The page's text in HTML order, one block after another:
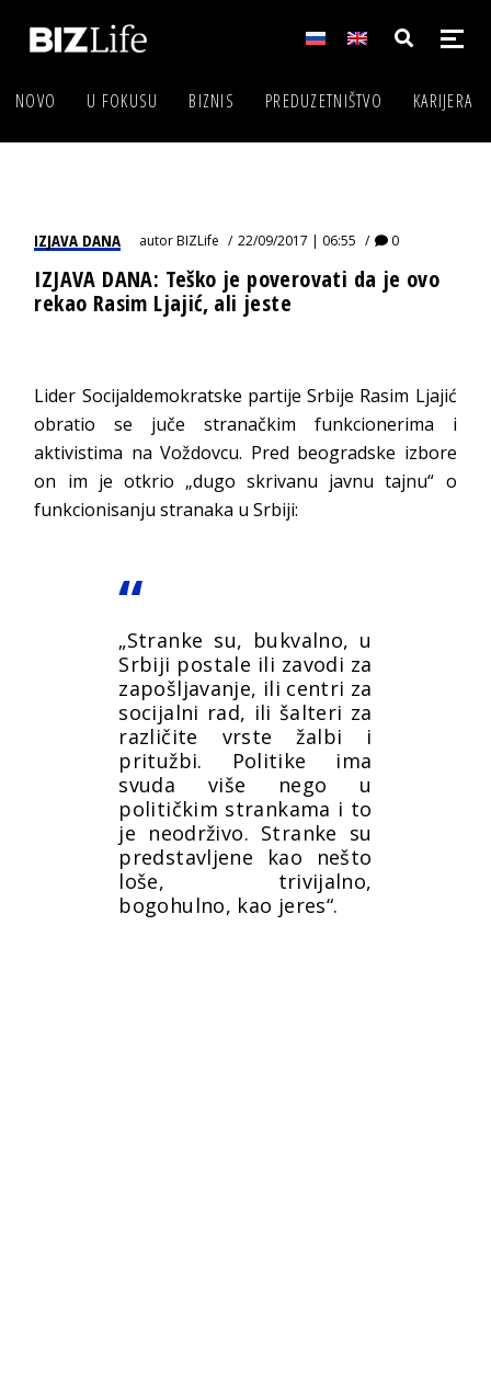
NOVO U FOKUSU BIZNIS PREDUZETNIŠTVO KARIJERA
IZJAVA DANA autorBIZLife 22/09/2017 | 06:55 0
IZJAVA DANA: Teško je poverovati da je ovo
rekao Rasim Ljajić, ali jeste
Lider Socijaldemokratske partije Srbije Rasim Ljajić
obratio se juče stranačkim funkcionerima i
aktivistima na Voždovcu. Pred beogradske izbore
on im je otkrio „dugo skrivanu javnu tajnu“ o
funkcionisanju stranaka u Srbiji:
„Stranke su, bukvalno, u
Srbiji postale ili zavodi za
zapošljavanje, ili centri za
socijalni rad, ili šalteri za
različite vrste žalbi i
pritužbi. Politike ima
svuda više nego u
političkim strankama i to
je neodrživo. Stranke su
predstavljene kao nešto
loše, trivijalno,
bogohulno, kao jeres“.